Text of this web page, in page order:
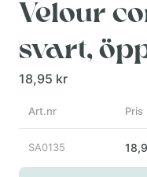
Velour
svart,
18,95 kr
Art.nr Pris
SA0135